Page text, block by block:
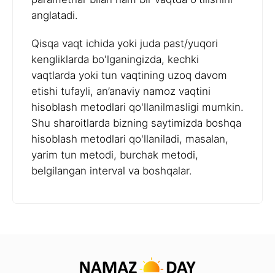
anglatadi.
Qisqa vaqt ichida yoki juda past/yuqori
kengliklarda bo'lganingizda, kechki
vaqtlarda yoki tun vaqtining uzoq davom
etishi tufayli, an’anaviy namoz vaqtini
hisoblash metodlari qo'llanilmasligi mumkin.
Shu sharoitlarda bizning saytimizda boshqa
hisoblash metodlari qo'llaniladi, masalan,
yarim tun metodi, burchak metodi,
belgilangan interval va boshqalar.